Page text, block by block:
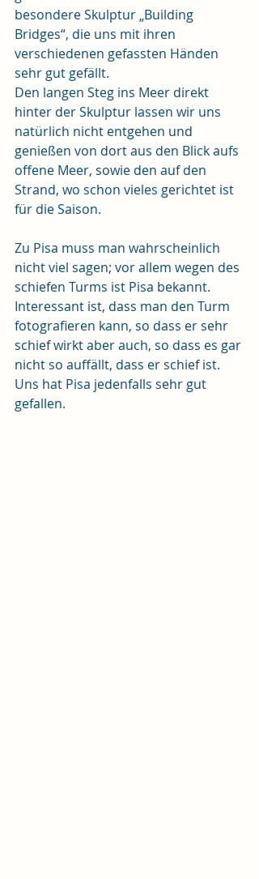
besondere Skulptur „Building
Bridges“, die uns mit ihren
verschiedenen gefassten Händen
sehr gut gefällt.
Den langen Steg ins Meer direkt
hinter der Skulptur lassen wir uns
natürlich nicht entgehen und
genießen von dort aus den Blick aufs
offene Meer, sowie den auf den
Strand, wo schon vieles gerichtet ist
für die Saison.
Zu Pisa muss man wahrscheinlich
nicht viel sagen; vor allem wegen des
schiefen Turms ist Pisa bekannt.
Interessant ist, dass man den Turm
fotografieren kann, so dass er sehr
schief wirkt aber auch, so dass es gar
nicht so auffällt, dass er schief ist.
Uns hat Pisa jedenfalls sehr gut
gefallen.